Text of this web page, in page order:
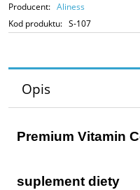
Producent: Aliness
Kod produktu: S-107
Opis
Premium Vitamin
suplement diety